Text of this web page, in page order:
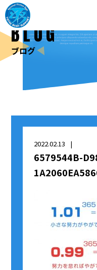
BLOG
ブログ
2022.02.13
6579544B-